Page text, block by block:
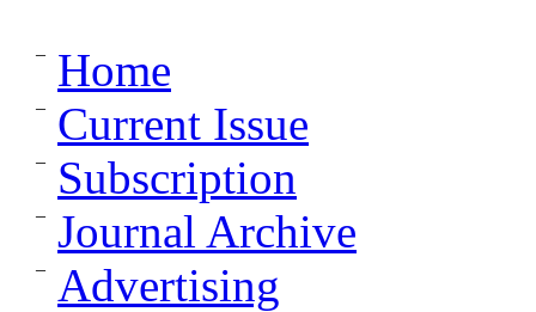
Home
Current Issue
Subscription
Journal Archive
Advertising